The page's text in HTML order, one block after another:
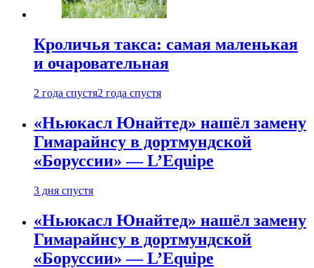
Кроличья такса: самая маленькая
и очаровательная
2 года спустя2 года спустя
«Ньюкасл Юнайтед» нашёл замену
Гимарайнсу в дортмундской
«Боруссии» — L’Equipe
3 дня спустя
«Ньюкасл Юнайтед» нашёл замену
Гимарайнсу в дортмундской
«Боруссии» — L’Equipe